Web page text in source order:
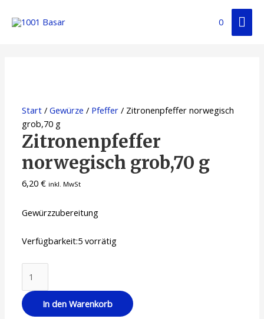
0
Start /Gewürze / Pfeffer / Zitronenpfeffer norwegisch
grob,70 g
Zitronenpfeffer
norwegisch grob,70 g
6,20€ inkl. MwSt
Gewürzzubereitung
Verfügbarkeit:5 vorrätig
In den Warenkorb